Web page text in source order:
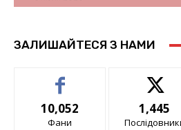
ЗАЛИШАЙТЕСЯ З НАМИ
10,052
Фани
1,445